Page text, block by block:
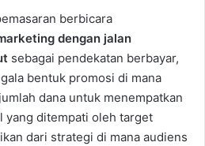
berbicara
dengan jalan
sebagai pendekatan berbayar,
bentuk promosi di mana
dana untuk menempatkan
yang ditempati oleh target
dari strategi di mana audiens